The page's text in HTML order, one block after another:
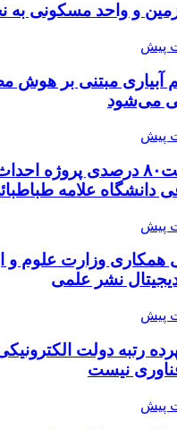
آبیاری مبتنی بر هوش
می‌شود
پیشرفت۸۰ درصدی پروژه
دانشگاه علامه
همکاری وزارت علوم و
نشر علمی
رتبه دولت
نیست